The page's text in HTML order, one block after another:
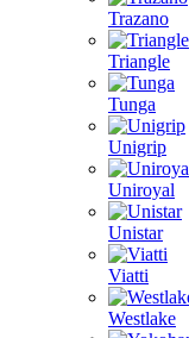
Trazano
Triangle
Tunga
Unigrip
Uniroyal
Unistar
Viatti
Westlake